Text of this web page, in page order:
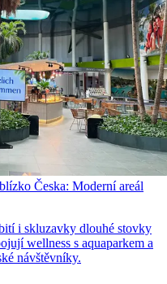
Česka: Moderní areál
i skluzavky dlouhé stovky
wellness s aquaparkem a
návštěvníky.